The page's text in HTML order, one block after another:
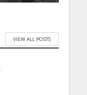
VIEW ALL POSTS